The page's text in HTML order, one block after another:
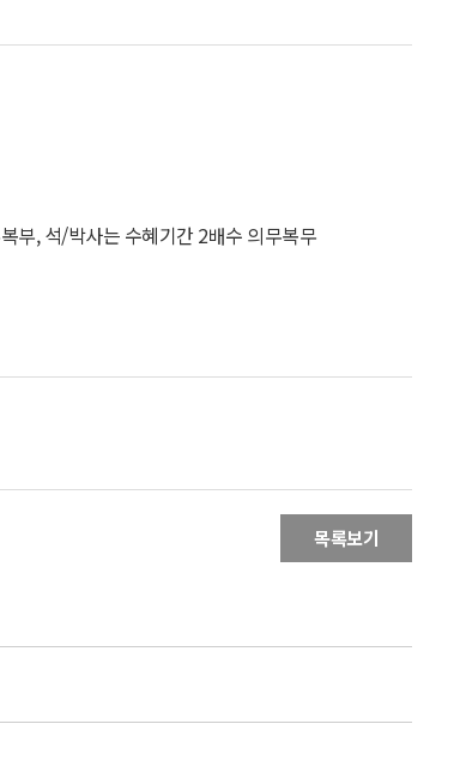
부, 석/박사는 수혜기간 2배수 의무복무
목록보기